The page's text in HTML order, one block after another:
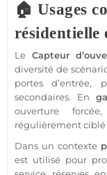
🏠 Usages
résidentielle
Le Capteur
diversité de
portes d’entrée,
secondaires. En
ouverture
régulièrement ciblé
Dans un contexte
est utilisé pour